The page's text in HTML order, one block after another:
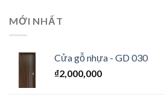
MỚI NHẤT
Cửa gỗ nhựa - GD 030
₫2,000,000